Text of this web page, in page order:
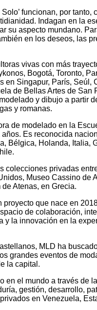
funcionan, por tanto,
Indagan en la
su aspecto mundano.
en los deseos, las
vivas con más
Bogotá, Toronto,
en Singapur, París, Seúl,
de Bellas Artes de San
y dibujo a partir
y romanas.
de modelado en la
Es reconocida
Bélgica, Holanda, Italia,
colecciones privadas
Museo Cassino de
Atenas, en Grecia.
proyecto que nace en
de colaboración,
y la innovación en la
MLD ha
grandes eventos de
la capital.
en el mundo a través de
gestión, desarrollo,
en Venezuela,